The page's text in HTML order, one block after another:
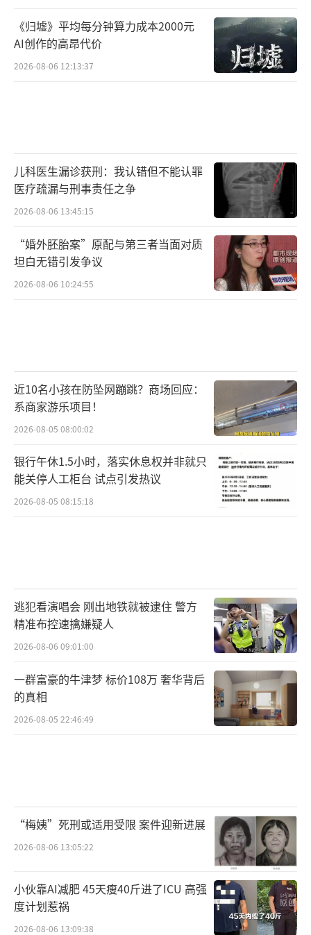
《归墟》平均每分钟算力成本2000元
AI创作的高昂代价
2026-08-06 12:13:37
儿科医生漏诊获刑：我认错但不能认罪
医疗疏漏与刑事责任之争
2026-08-06 13:45:15
“婚外胚胎案”原配与第三者当面对质
坦白无错引发争议
2026-08-06 10:24:55
近10名小孩在防坠网蹦跳？商场回应：
系商家游乐项目！
2026-08-05 08:00:02
银行午休1.5小时，落实休息权并非就只
能关停人工柜台 试点引发热议
2026-08-05 08:15:18
逃犯看演唱会 刚出地铁就被逮住 警方
精准布控速擒嫌疑人
2026-08-06 09:01:00
一群富豪的牛津梦 标价108万 奢华背后
的真相
2026-08-05 22:46:49
“梅姨”死刑或适用受限 案件迎新进展
2026-08-06 13:05:22
小伙靠AI减肥 45天瘦40斤进了ICU 高强
度计划惹祸
2026-08-06 13:09:38